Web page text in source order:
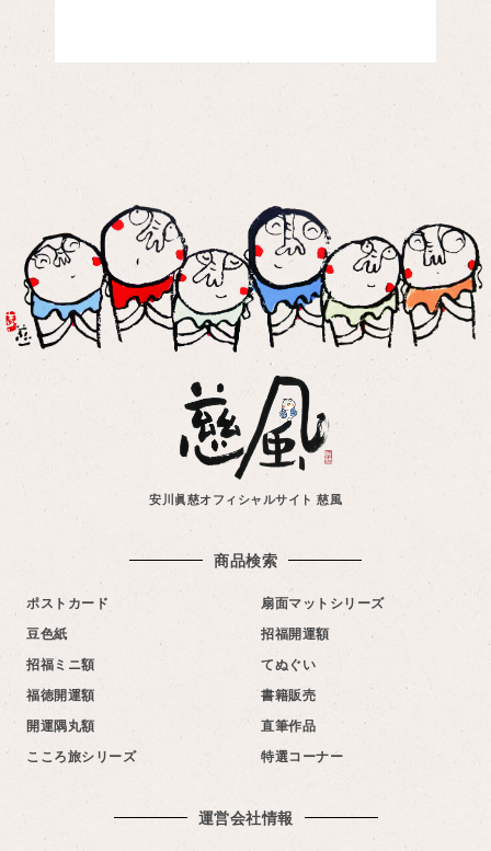
安川眞慈オフィシャルサイト 慈風
商品検索
ポストカード
豆色紙
招福ミニ額
福徳開運額
開運隅丸額
こころ旅シリーズ
扇面マットシリーズ
招福開運額
てぬぐい
書籍販売
直筆作品
特選コーナー
運営会社情報​